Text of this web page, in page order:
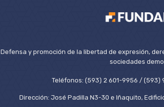
Defensa y promoción de la libertad de expresión,
sociedades
Teléfonos: (593) 2 601-9956 /
Dirección: José Padilla N3-30 e Iñaquito,